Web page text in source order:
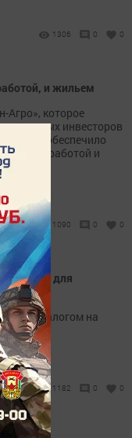
1306 0 0
и жильем
Агро», которое
крупных инвесторов
году обеспечило
работой и
1090 0 0
году для
налогом на
больше
1182 0 0